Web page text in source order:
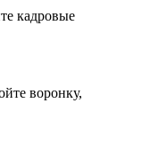
кадровые
воронку,